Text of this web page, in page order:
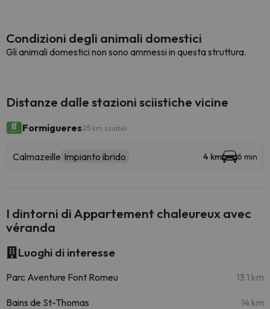
Condizioni degli animali domestici
Gli animali domestici non sono ammessi in questa struttura.
Distanze dalle stazioni sciistiche vicine
Formigueres 25 km sciabili
Calmazeille Impianto ibrido 4 km 6 min
I dintorni di Appartement chaleureux avec
véranda
Luoghi di interesse
Parc Aventure Font Romeu 13.1 km
Bains de St-Thomas 14 km